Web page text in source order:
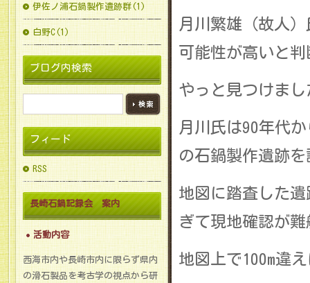
月川繁雄（故人
可能性が高いと
やっと見つけま
月川氏は90年代
の石鍋製作遺跡
地図に踏査した
ぎて現地確認が
地図上で100m違
伊佐ノ浦石鍋製作遺跡群(1)
白野C(1)
ブログ内検索
フィード
RSS
長崎石鍋記録会 案内
活動内容
西海市内や長崎市内に限らず県内
の滑石製品を考古学の視点から研